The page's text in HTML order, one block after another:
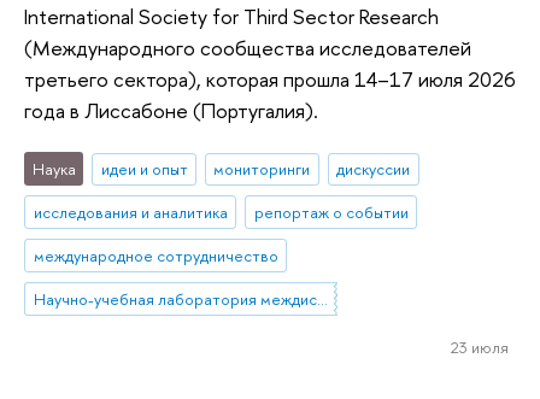
International Society for Third Sector Research
(Международного сообщества исследователей
третьего сектора), которая прошла 14–17 июля 2026
года в Лиссабоне (Португалия).
Наука идеи и опыт мониторинги
дискуссии
исследования и аналитика
репортаж о событии
международное сотрудничество
Научно-учебная лаборатория междисциплинарных исследований некоммерческого сектора
23 июля